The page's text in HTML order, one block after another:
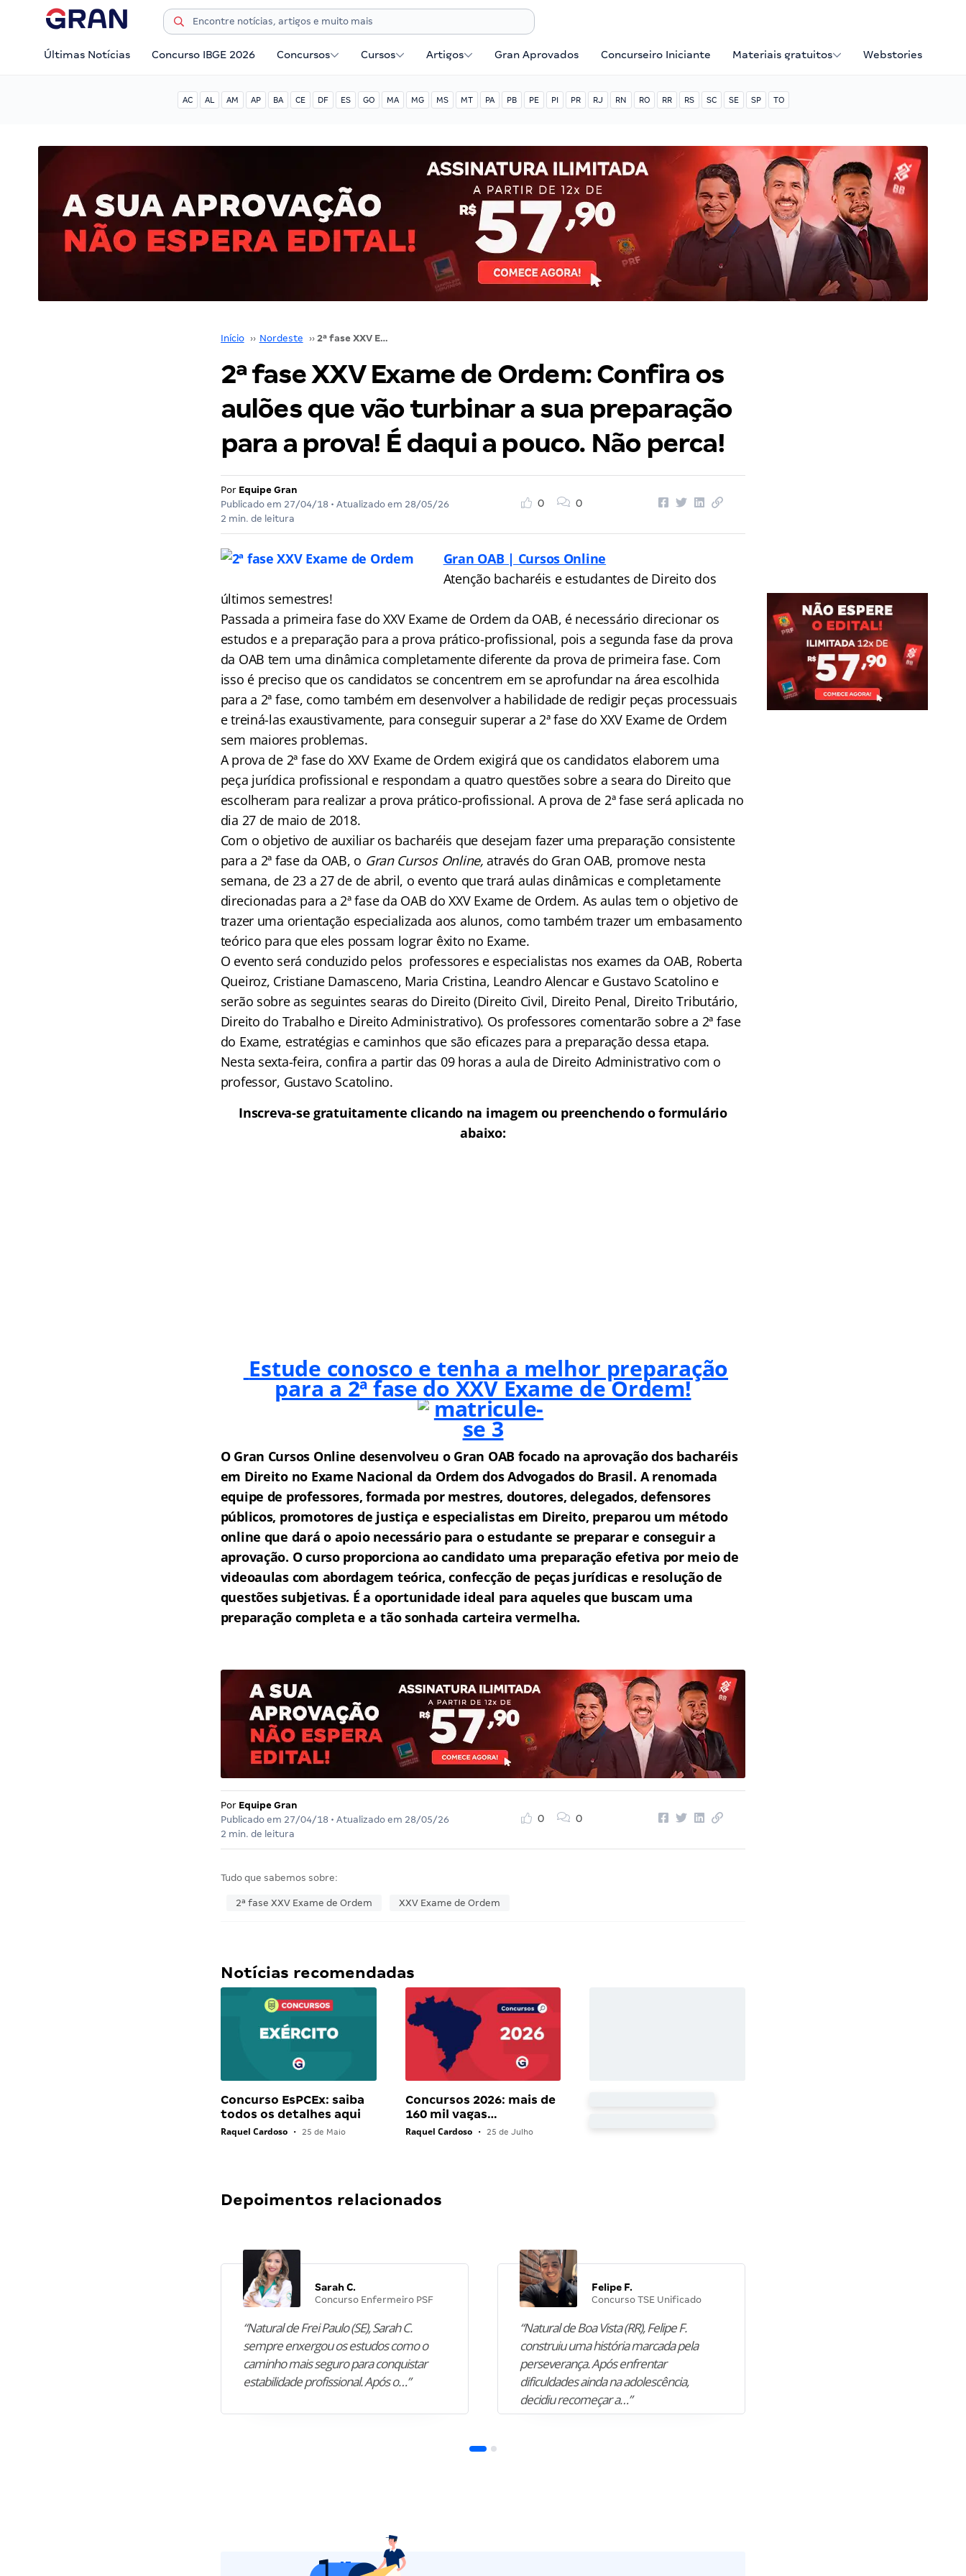
Últimas Notícias Concurso IBGE 2026 Concursos Cursos Artigos Gran Aprovados Concurseiro Iniciante Materiais gratuitos Webstories
AC AL AM AP BA CE DF ES GO MA MG MS MT PA PB PE PI PR RJ RN RO RR RS SC SE SP TO
Início ›› Nordeste ›› 2ª fase XXV Exame de Ordem: Confira os aulões que vão turbinar a sua preparação para a prova! É daqui a pouco. Não perca!
2ª fase XXV Exame de Ordem: Confira os
aulões que vão turbinar a sua preparação
para a prova! É daqui a pouco. Não perca!
Por Equipe Gran
Publicado em 27/04/18• Atualizado em 28/05/26
2 min. de leitura
0 0
Gran OAB | Cursos Online
Atenção bacharéis e estudantes de Direito dos
últimos semestres!
Passada a primeira fase do XXV Exame de Ordem da OAB, é necessário direcionar os
estudos e a preparação para a prova prático-profissional, pois a segunda fase da prova
da OAB tem uma dinâmica completamente diferente da prova de primeira fase. Com
isso é preciso que os candidatos se concentrem em se aprofundar na área escolhida
para a 2ª fase, como também em desenvolver a habilidade de redigir peças processuais
e treiná-las exaustivamente, para conseguir superar a 2ª fase do XXV Exame de Ordem
sem maiores problemas.
A prova de 2ª fase do XXV Exame de Ordem exigirá que os candidatos elaborem uma
peça jurídica profissional e respondam a quatro questões sobre a seara do Direito que
escolheram para realizar a prova prático-profissional. A prova de 2ª fase será aplicada no
dia 27 de maio de 2018.
Com o objetivo de auxiliar os bacharéis que desejam fazer uma preparação consistente
para a 2ª fase da OAB, o Gran Cursos Online, através do Gran OAB, promove nesta
semana, de 23 a 27 de de abril, o evento que trará aulas dinâmicas e completamente
direcionadas para a 2ª fase da OAB do XXV Exame de Ordem. As aulas tem o objetivo de
trazer uma orientação especializada aos alunos, como também trazer um embasamento
teórico para que eles possam lograr êxito no Exame.
O evento será conduzido pelos professores e especialistas nos exames da OAB, Roberta
Queiroz, Cristiane Damasceno, Maria Cristina, Leandro Alencar e Gustavo Scatolino e
serão sobre as seguintes searas do Direito (Direito Civil, Direito Penal, Direito Tributário,
Direito do Trabalho e Direito Administrativo). Os professores comentarão sobre a 2ª fase
do Exame, estratégias e caminhos que são eficazes para a preparação dessa etapa.
Nesta sexta-feira, confira a partir das 09 horas a aula de Direito Administrativo com o
professor, Gustavo Scatolino.
Inscreva-se gratuitamente clicando na imagem ou preenchendo o formulário
abaixo:
Estude conosco e tenha a melhor preparação
para a 2ª fase do XXV Exame de Ordem!
O Gran Cursos Online desenvolveu o Gran OAB focado na aprovação dos bacharéis
em Direito no Exame Nacional da Ordem dos Advogados do Brasil. A renomada
equipe de professores, formada por mestres, doutores, delegados, defensores
públicos, promotores de justiça e especialistas em Direito, preparou um método
online que dará o apoio necessário para o estudante se preparar e conseguir a
aprovação. O curso proporciona ao candidato uma preparação efetiva por meio de
videoaulas com abordagem teórica, confecção de peças jurídicas e resolução de
questões subjetivas. É a oportunidade ideal para aqueles que buscam uma
preparação completa e a tão sonhada carteira vermelha.
Por Equipe Gran
Publicado em 27/04/18• Atualizado em 28/05/26
2 min. de leitura
0 0
Tudo que sabemos sobre:
2ª fase XXV Exame de Ordem XXV Exame de Ordem
Notícias recomendadas
Concurso EsPCEx: saiba
todos os detalhes aqui
Raquel Cardoso • 25 de Maio
Concursos 2026: mais de
160 mil vagas…
Raquel Cardoso • 25 de Julho
Depoimentos relacionados
Sarah C.
Concurso Enfermeiro PSF
“Natural de Frei Paulo (SE), Sarah C.
sempre enxergou os estudos como o
caminho mais seguro para conquistar
estabilidade profissional. Após o…”
Felipe F.
Concurso TSE Unificado
“Natural de Boa Vista (RR), Felipe F.
construiu uma história marcada pela
perseverança. Após enfrentar
dificuldades ainda na adolescência,
decidiu recomeçar a…”